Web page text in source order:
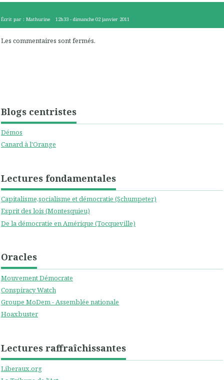
Blogs centristes
Démos
Canard à l'Orange
Lectures fondamentales
Capitalisme,socialisme et démocratie (Schumpeter)
Esprit des lois (Montesquieu)
De la démocratie en Amérique (Tocqueville)
Oracles
Mouvement Démocrate
Conspiracy Watch
Groupe MoDem - Assemblée nationale
Hoaxbuster
Lectures raffraîchissantes
Liberaux.org
Écrit par : Mathurine 12h33 -dimanche 02 janvier 2011
Les commentaires sont fermés.